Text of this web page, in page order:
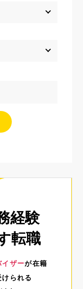
経験
転職
イザーが在籍
けられる